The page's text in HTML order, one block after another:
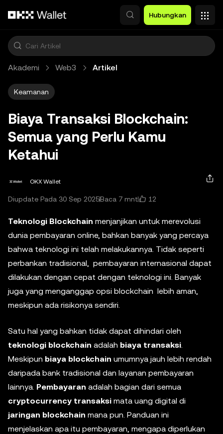
Hubungkan
Akademi Web3 Artikel
Keamanan
Biaya Transaksi Blockchain:
Semua yang Perlu Kamu
Ketahui
OKX Wallet
Diupdate Pada 30 Sep 2025Baca 7 mnt 12
Teknologi Blockchain menjanjikan untuk merevolusi
dunia pembayaran online, bahkan banyak yang percaya
bahwa teknologi ini telah melakukannya. Tidak seperti
perbankan tradisional, pembayaran internasional dapat
dilakukan dengan cepat dengan teknologi ini. Banyak
juga yang menganggap opsi blockchain lebih aman,
meskipun ada risikonya sendiri.
Satu hal yang bahkan tidak dapat dihindari oleh
teknologi blockchain adalah biaya transaksi.
Meskipun biaya blockchain umumnya jauh lebih rendah
daripada bank tradisional dan layanan pembayaran
lainnya. Pembayaran adalah bagian dari semua
cryptocurrency transaksi mata uang digital di
jaringan blockchain mana pun. Panduan ini
menjelaskan apa itu pembayaran, mengapa diperlukan